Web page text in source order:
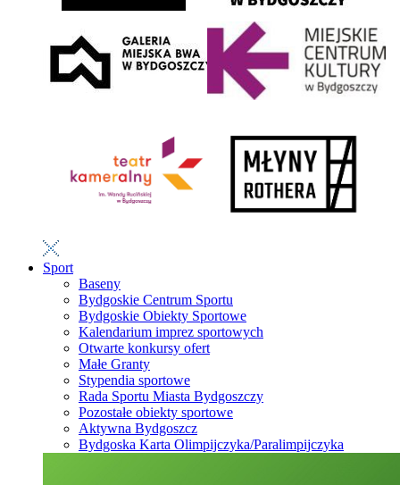
Sport
Baseny
Bydgoskie Centrum Sportu
Bydgoskie Obiekty Sportowe
Kalendarium imprez sportowych
Otwarte konkursy ofert
Małe Granty
Stypendia sportowe
Rada Sportu Miasta Bydgoszczy
Pozostałe obiekty sportowe
Aktywna Bydgoszcz
Bydgoska Karta Olimpijczyka/Paralimpijczyka